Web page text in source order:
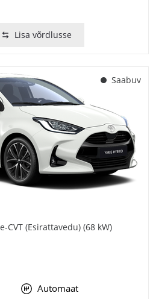
Lisa võrdlusse
Saabuv
CVT (Esirattavedu) (68 kW)
Automaat